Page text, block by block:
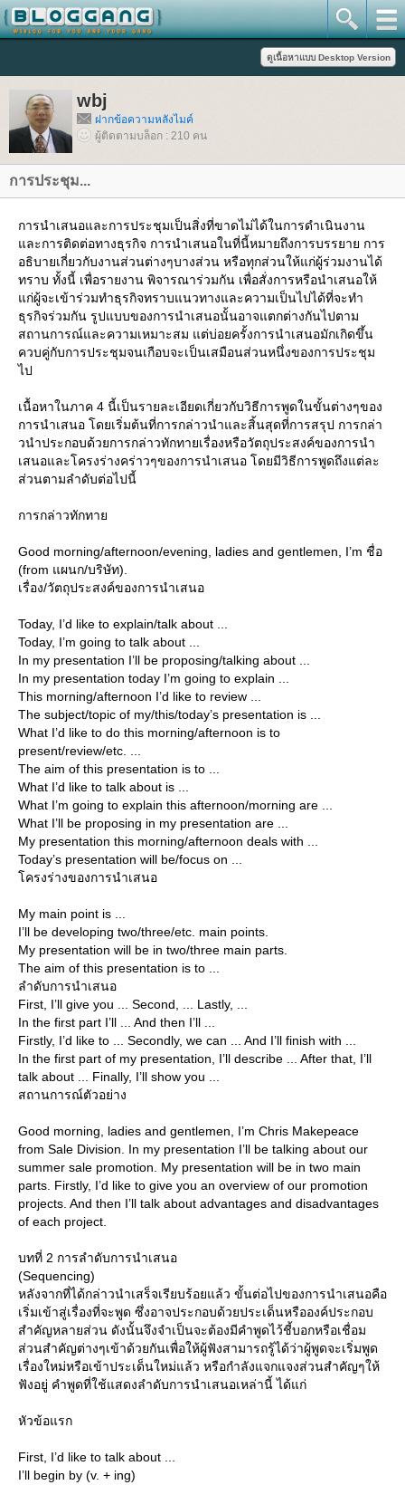
wbj
ฝากข้อความหลังไมค์
ผู้ติดตามบล็อก : 210 คน
การประชุม...
การนำเสนอและการประชุมเป็นสิ่งที่ขาดไม่ได้ในการดำเนินงาน
ละการติดต่อทางธุรกิจ การนำเสนอในที่นี้หมายถึงการบรรยาย การ
อธิบายเกี่ยวกับงานส่วนต่างๆบางส่วน หรือทุกส่วนให้แก่ผู้ร่วมงานได้
ทราบ ทั้งนี้ เพื่อรายงาน พิจารณาร่วมกัน เพื่อสั่งการหรือนำเสนอให้
ก่ผู้จะเข้าร่วมทำธุรกิจทราบแนวทางและความเป็นไปได้ที่จะทำ
ธุรกิจร่วมกัน รูปแบบของการนำเสนอนั้นอาจแตกต่างกันไปตาม
สถานการณ์และความเหมาะสม แต่บ่อยครั้งการนำเสนอมักเกิดขึ้น
ควบคู่กับการประชุมจนเกือบจะเป็นเสมือนส่วนหนึ่งของการประชุม
ไป
เนื้อหาในภาค 4 นี้เป็นรายละเอียดเกี่ยวกับวิธีการพูดในขั้นต่างๆของ
การนำเสนอ โดยเริ่มต้นที่การกล่าวนำและสิ้นสุดที่การสรุป การกล่า
วนำประกอบด้วยการกล่าวทักทายเรื่องหรือวัตถุประสงค์ของการนำ
เสนอและโครงร่างคร่าวๆของการนำเสนอ โดยมีวิธีการพูดถึงแต่ละ
ส่วนตามลำดับต่อไปนี้
การกล่าวทักทา
Good morning/afternoon/evening, ladies and gentlemen, I’m ชื่อ
(from แผนก/บริษัท).
เรื่อง/วัตถุประสงค์ของการนำเสนอ
Today, I’d like to explain/talk about ...
Today, I’m going to talk about ...
In my presentation I’ll be proposing/talking about ...
In my presentation today I’m going to explain ...
This morning/afternoon I’d like to review ...
The subject/topic of my/this/today’s presentation is ...
What I’d like to do this morning/afternoon is to
present/review/etc. ...
The aim of this presentation is to ...
What I’d like to talk about is ...
What I’m going to explain this afternoon/morning are ...
What I’ll be proposing in my presentation are ...
My presentation this morning/afternoon deals with ...
Today’s presentation will be/focus on ...
ครงร่างของการนำเสนอ
My main point is ...
I’ll be developing two/three/etc. main points.
My presentation will be in two/three main parts.
The aim of this presentation is to ...
ลำดับการนำเสนอ
First, I’ll give you ... Second, ... Lastly, ...
In the first part I’ll ... And then I’ll ...
Firstly, I’d like to ... Secondly, we can ... And I’ll finish with ...
In the first part of my presentation, I’ll describe ... After that, I’ll
talk about ... Finally, I’ll show you ...
สถานการณ์ตัวอย่าง
Good morning, ladies and gentlemen, I’m Chris Makepeace
from Sale Division. In my presentation I’ll be talking about our
summer sale promotion. My presentation will be in two main
parts. Firstly, I’d like to give you an overview of our promotion
projects. And then I’ll talk about advantages and disadvantages
of each project.
บทที่ 2 การลำดับการนำเสนอ
(Sequencing)
หลังจากที่ได้กล่าวนำเสร็จเรียบร้อยแล้ว ขั้นต่อไปของการนำเสนอคือ
เริ่มเข้าสู่เรื่องที่จะพูด ซึ่งอาจประกอบด้วยประเด็นหรือองค์ประกอบ
สำคัญหลายส่วน ดังนั้นจึงจำเป็นจะต้องมีคำพูดไว้ชี้บอกหรือเชื่อม
ส่วนสำคัญต่างๆเข้าด้วยกันเพื่อให้ผู้ฟังสามารถรู้ได้ว่าผู้พูดจะเริ่มพูด
เรื่องใหม่หรือเข้าประเด็นใหม่แล้ว หรือกำลังแจกแจงส่วนสำคัญๆให้
ฟังอยู่ คำพูดที่ใช้แสดงลำดับการนำเสนอเหล่านี้ ได้แก่
หัวข้อแรก
First, I’d like to talk about ...
I’ll begin by (v. + ing)